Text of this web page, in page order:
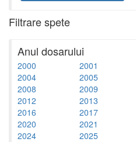
Filtrare spete
Anul dosarului
2000 2001
2004
2005
2008
2009
2012
2013
2016
2017
2020
2021
2024
2025